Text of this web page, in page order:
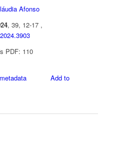
Afonso
, 39, 12-17 ,
PDF: 110
Add to